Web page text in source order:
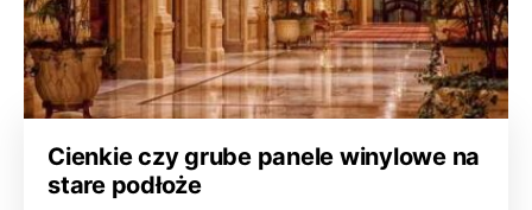
Cienkie czy grube panele winylowe na
stare podłoże